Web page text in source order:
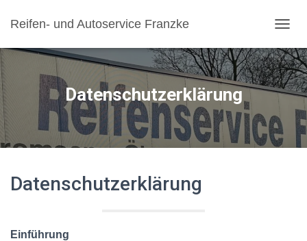
Reifen- und Autoservice Franzke
A
V
I
G
I
O
Datenschutzerklärung
Datenschutzerklärung
Einführung